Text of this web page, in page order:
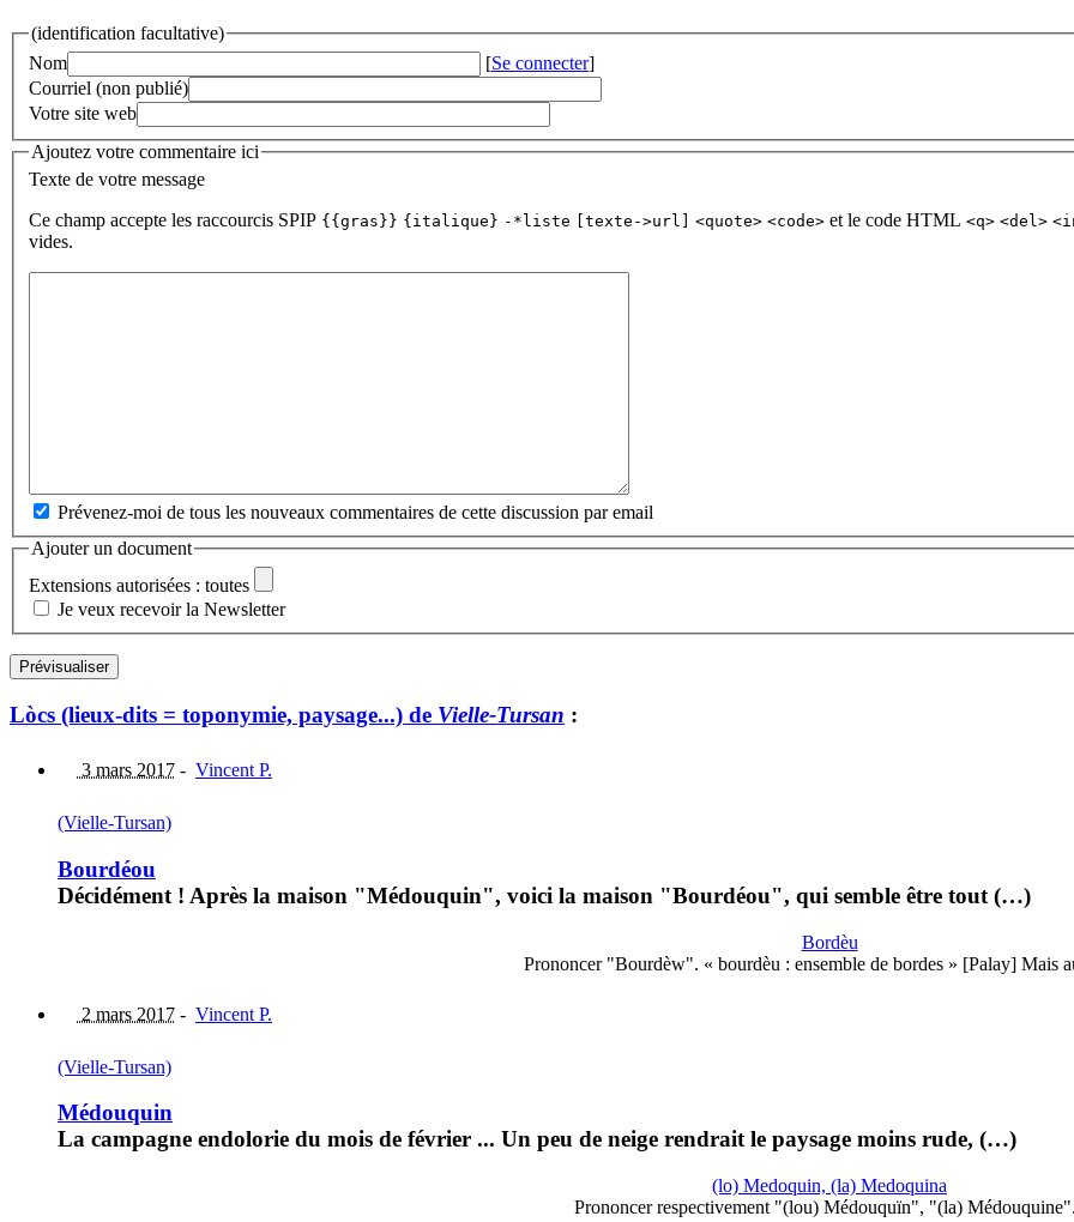
(identification facultative)
Nom
[Se connecter]
Courriel (non publié)
Votre site web
Ajoutez votre commentaire ici
Texte de votre message
Ce champ accepte les raccourcis SPIP {{gras}} {italique} -*liste [texte->url] <quote> <code> et le code HTML <q> <del>
vides.
Prévenez-moi de tous les nouveaux commentaires de cette discussion par email
Ajouter un document
Extensions autorisées : toutes
Je veux recevoir la Newsletter
Lòcs (lieux-dits = toponymie, paysage...) de Vielle-Tursan :
3 mars 2017 - Vincent P.
(Vielle-Tursan)
Bourdéou
Décidément ! Après la maison "Médouquin", voici la maison "Bourdéou", qui semble être tout (…)
Bordèu
Prononcer "Bourdèw". « bourdèu : ensemble de bordes » [Palay] Mais
2 mars 2017 - Vincent P.
(Vielle-Tursan)
Médouquin
La campagne endolorie du mois de février ... Un peu de neige rendrait le paysage moins rude, (…)
(lo) Medoquin, (la) Medoquina
Prononcer respectivement "(lou) Médouquïn", "(la)